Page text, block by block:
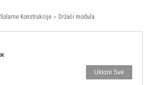
Solarne Konstrukcije Držači modula
Ukloni Sve